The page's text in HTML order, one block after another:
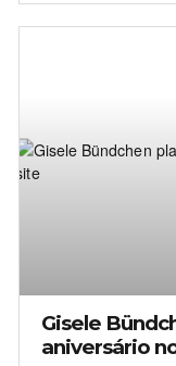
Gisele
aniversário